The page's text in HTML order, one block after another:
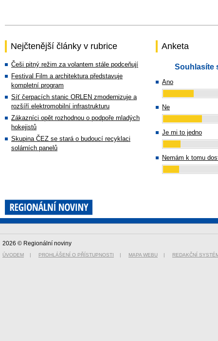
Nejčtenější články v rubrice
Češi pitný režim za volantem stále podceňují
Festival Film a architektura představuje
kompletní program
Síť čerpacích stanic ORLEN zmodernizuje a
rozšíří elektromobilní infrastrukturu
Zákazníci opět rozhodnou o podpoře mladých
hokejistů
Skupina ČEZ se stará o budoucí recyklaci
solárních panelů
Anketa
Souhlasíte
Ano
Ne
Je mi to jedno
Nemám k tomu
2026 © Regionální noviny
ÚVODEM | PROHLÁŠENÍ O PŘÍSTUPNOSTI | MAPA WEBU | REDAKČNÍ